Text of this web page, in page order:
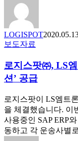
합
운
송
리
서
스
제
공
LOGISPOT
로
스
팟
㈜,
LS
엠
트
론
㈜
보도자료
로지스팟㈜, LS
션’ 공급
로지스팟이 LS엠트
을 체결했습니다. 이
사용중인 SAP ERP
동하고 각 운송사별